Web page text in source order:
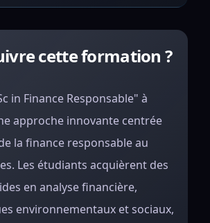
cette formation ?
in Finance Responsable" à
approche innovante centrée
la finance responsable au
Les étudiants acquièrent des
en analyse financière,
environnementaux et sociaux,